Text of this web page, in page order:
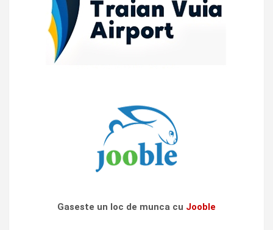
Gaseste un loc de munca cu Jooble